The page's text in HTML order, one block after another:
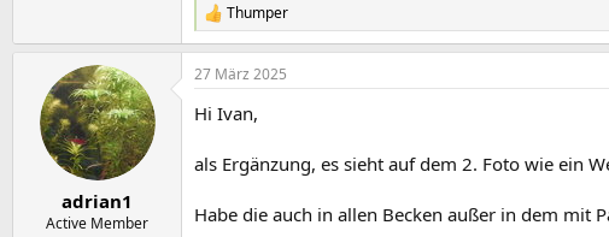
R
e
a
k
i
n
e
:
Thumper
adrian1
Active Member
27 März 2025
Hi Ivan,
als Ergänzung, es sieht auf dem 2. Foto wie ein
Habe die auch in allen Becken außer in dem mit